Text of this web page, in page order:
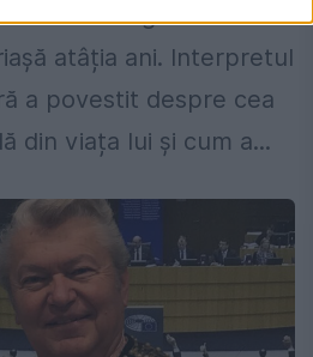
că Gheorghe Turda a
atâția ani. Interpretul
a povestit despre cea
din viața lui și cum a...